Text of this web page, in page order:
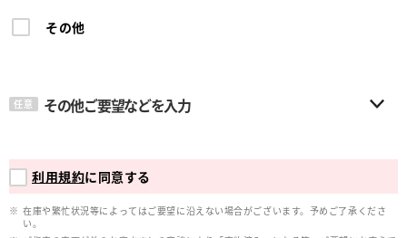
その他
任意 その他ご要望などを入力
利用規約に同意する
在庫や繁忙状況等によってはご要望に沿えない場合がございます。予めご了承くださ
い。